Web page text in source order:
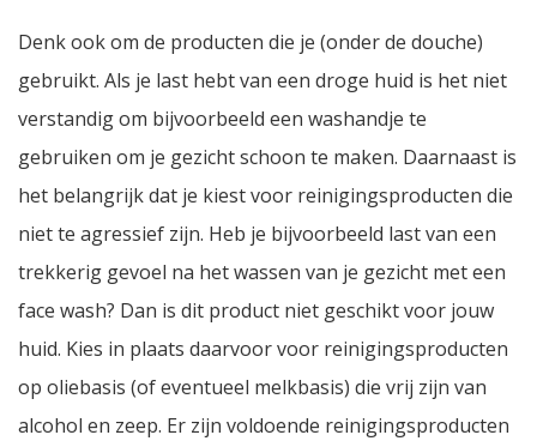
Denk ook om de producten die je (onder de douche)
gebruikt. Als je last hebt van een droge huid is het niet
verstandig om bijvoorbeeld een washandje te
gebruiken om je gezicht schoon te maken. Daarnaast is
het belangrijk dat je kiest voor reinigingsproducten die
niet te agressief zijn. Heb je bijvoorbeeld last van een
trekkerig gevoel na het wassen van je gezicht met een
face wash? Dan is dit product niet geschikt voor jouw
huid. Kies in plaats daarvoor voor reinigingsproducten
op oliebasis (of eventueel melkbasis) die vrij zijn van
alcohol en zeep. Er zijn voldoende reinigingsproducten